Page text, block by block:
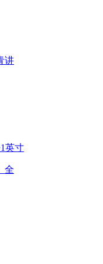
讲
英寸
全